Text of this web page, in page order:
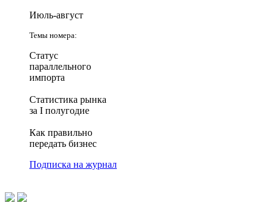
Июль-август
Темы номера:
Статус
параллельного
импорта
Статистика рынка
за I полугодие
Как правильно
передать бизнес
Подписка на журнал